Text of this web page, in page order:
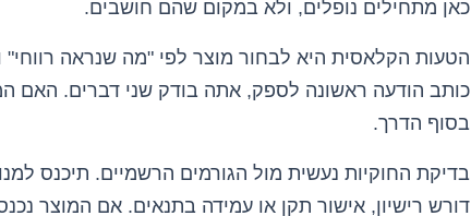
כאן מתחילים נופלים, ולא במקום שהם חושבים.
הטעות הקלאסית היא לבחור מוצר לפי "מה שנראה
כותב הודעה ראשונה לספק, אתה בודק שני דברים. האם
בסוף הדרך.
בדיקת החוקיות נעשית מול הגורמים הרשמיים. תיכנס
דורש רישיון, אישור תקן או עמידה בתנאים. אם המוצר